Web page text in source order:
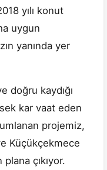
yılı konut
uygun
yanında yer
doğru kaydığı
kar vaat eden
projemiz,
Küçükçekmece
çıkıyor.